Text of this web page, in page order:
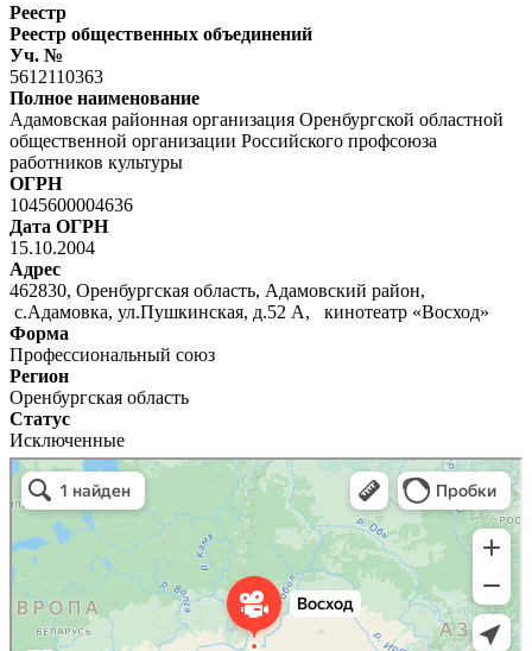
Реестр
Реестр общественных объединений
Уч. №
5612110363
Полное наименование
Адамовская районная организация Оренбургской областной
общественной организации Российского профсоюза
работников культуры
ОГРН
1045600004636
Дата ОГРН
15.10.2004
Адрес
462830, Оренбургская область, Адамовский район,
с.Адамовка, ул.Пушкинская, д.52 А, кинотеатр «Восход»
Форма
Профессиональный союз
Регион
Оренбургская область
Статус
Исключенные